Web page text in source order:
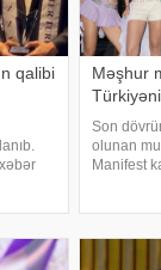
qalibi
Məşhur
Son
olunan
Manifest
Tolqa
ayında